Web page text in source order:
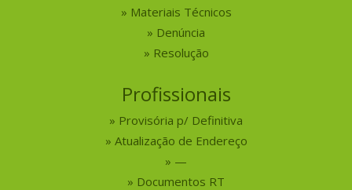
Materiais Técnicos
Denúncia
Resolução
Profissionais
Provisória p/ Definitiva
Atualização de Endereço
—
Documentos RT